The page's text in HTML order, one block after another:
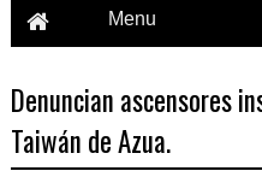
Denuncian ascensores
Taiwán de Azua.